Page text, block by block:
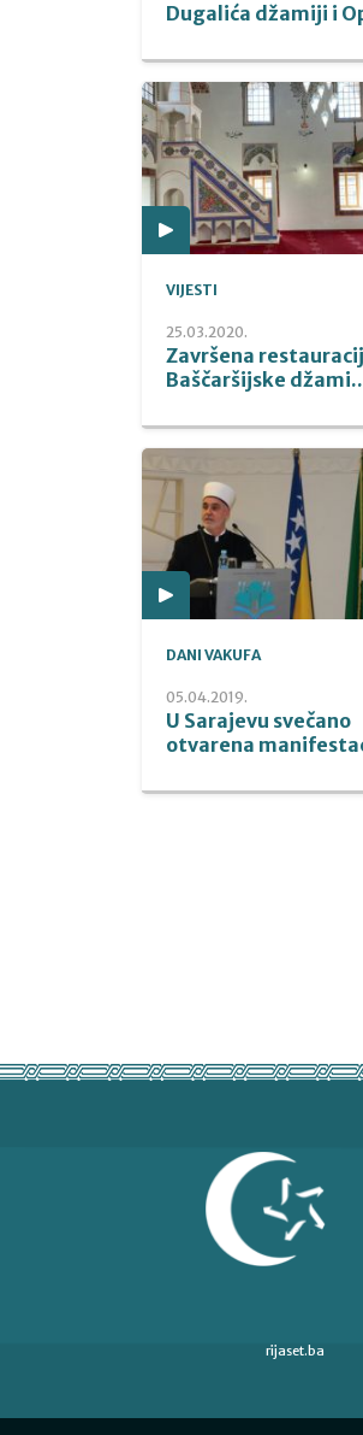
Dugalića džamiji i
VIJESTI
25.03.2020.
Završena
Baščaršijske
DANI VAKUFA
05.04.2019.
U Sarajevu svečano
otvarena
rijaset.ba